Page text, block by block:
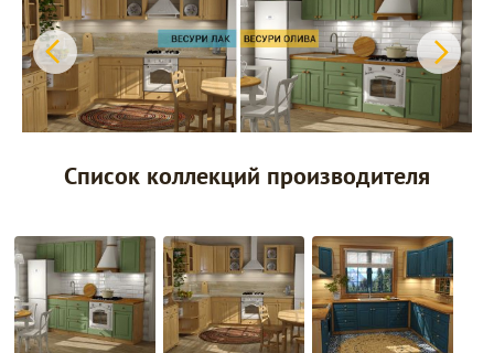
Список коллекций производителя